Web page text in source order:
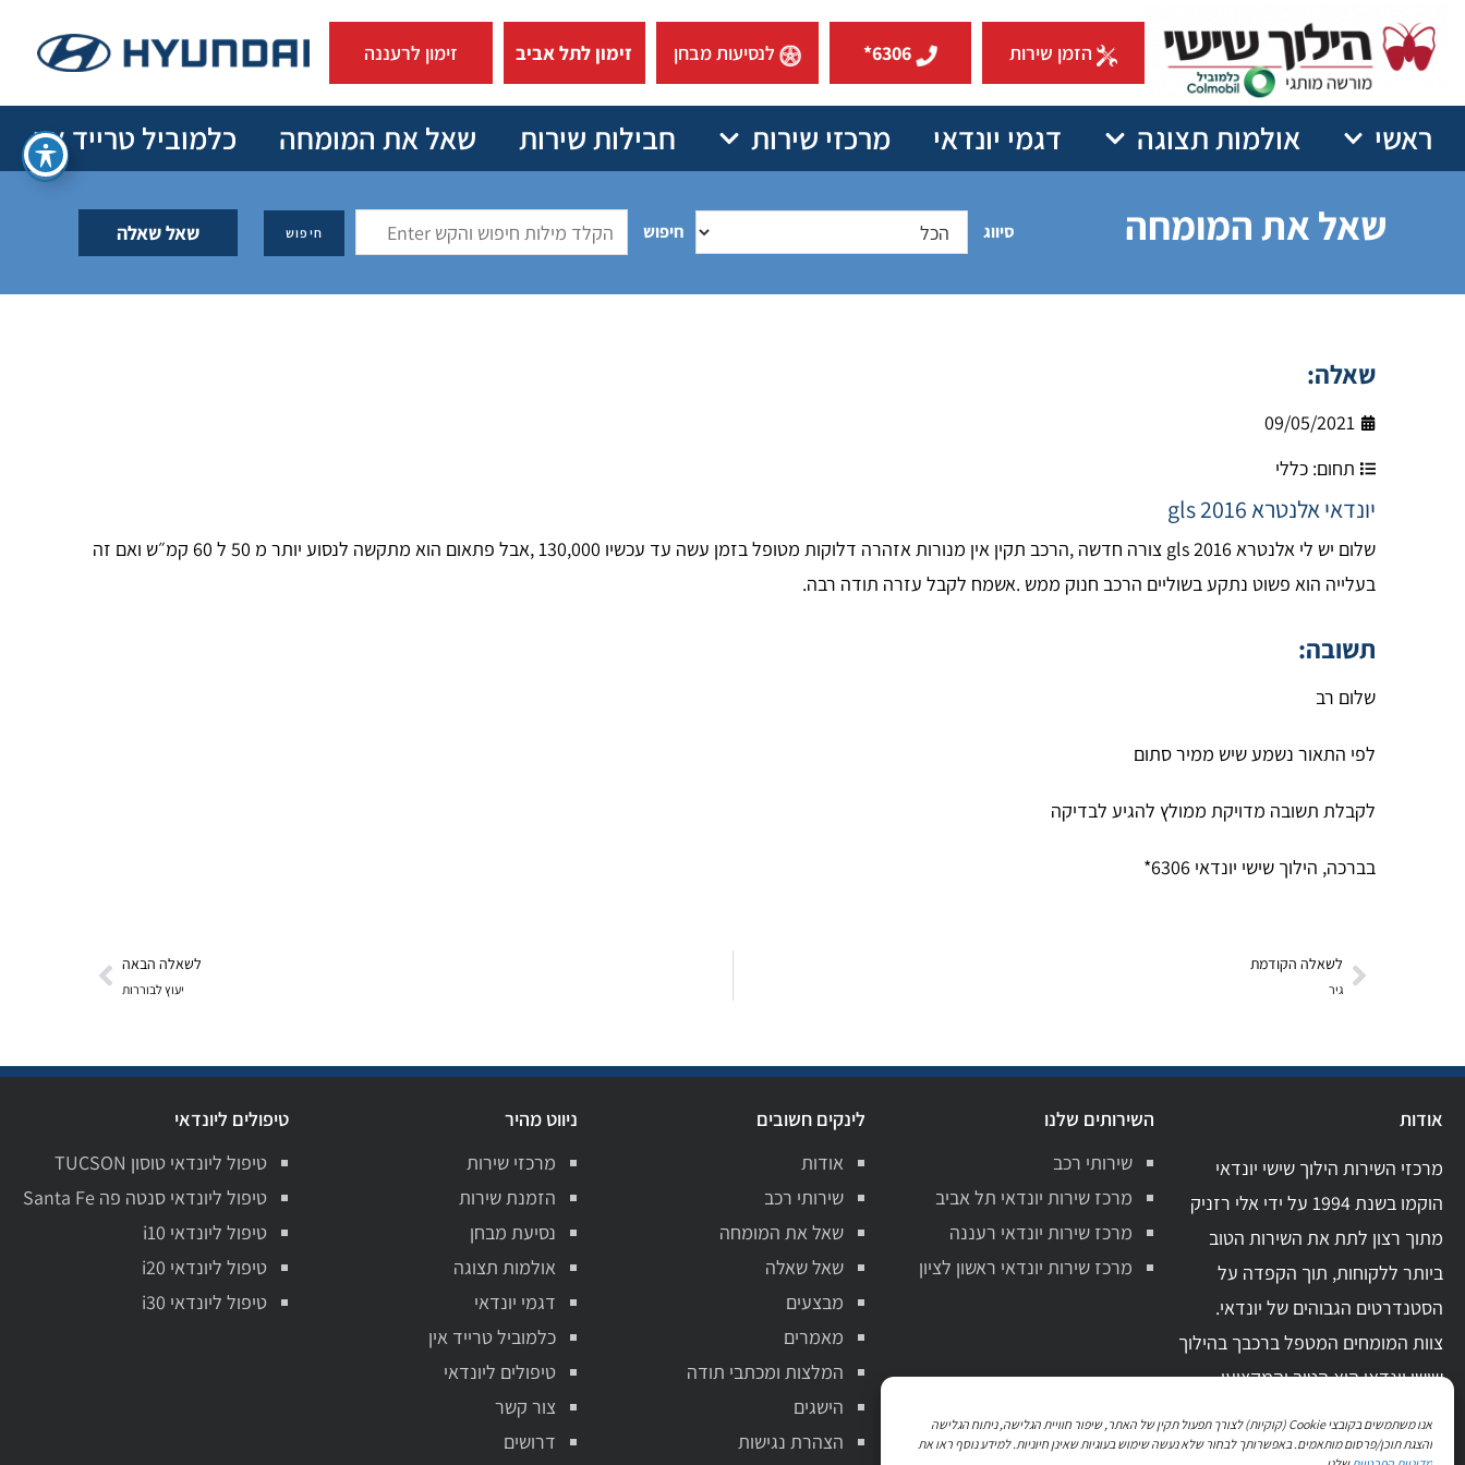
אנו משתמשים בקובצי Cookie (קוקיות) לצורך תפעול תקין של האתר, שיפור חוויית הגלישה, ניתוח הגלישה
והצגת תוכן/פרסום מותאמים. באפשרותך לבחור שלא נעשה שימוש בעוגיות שאינן חיוניות. למידע נוסף ראו את
הזמן שירות 6306* לנסיעות מבחן זימון לתל אביב זימון לרעננה
ראשי אולמות תצוגה דגמי יונדאי מרכזי שירות חבילות שירות שאל את המומחה כלמוביל טרייד אין
שאל את המומחה סיווג חיפוש שאל שאלה
שאלה:
09/05/2021
תחום: כללי
יונדאי אלנטרא gls 2016
שלום יש לי אלנטרא gls 2016 צורה חדשה ,הרכב תקין אין מנורות אזהרה דלוקות מטופל בזמן עשה עד עכשיו 130,000 ,אבל פתאום הוא מתקשה לנסוע יותר מ 50 ל 60 קמ״ש ואם זה
בעלייה הוא פשוט נתקע בשוליים הרכב חנוק ממש .אשמח לקבל עזרה תודה רבה.
תשובה:
שלום רב
לפי התאור נשמע שיש ממיר סתום
לקבלת תשובה מדויקת ממולץ להגיע לבדיקה
בברכה, הילוך שישי יונדאי 6306*
לשאלה הקודמת
גיר
לשאלה הבאה
יעוץ לבוררות
אודות
מרכזי השירות הילוך שישי יונדאי
הוקמו בשנת 1994 על ידי אלי רזניק
מתוך רצון לתת את השירות הטוב
ביותר ללקוחות, תוך הקפדה על
הסטנדרטים הגבוהים של יונדאי.
צוות המומחים המטפל ברכבך בהילוך
שישי יונדאי הוא הטוב והמקצועי
וניסיון מעשי רב.
השירותים שלנו
שירותי רכב
מרכז שירות יונדאי תל אביב
מרכז שירות יונדאי רעננה
מרכז שירות יונדאי ראשון לציון
לינקים חשובים
אודות
שירותי רכב
שאל את המומחה
שאל שאלה
מבצעים
מאמרים
המלצות ומכתבי תודה
הישגים
הצהרת נגישות
ניווט מהיר
מרכזי שירות
הזמנת שירות
נסיעת מבחן
אולמות תצוגה
דגמי יונדאי
כלמוביל טרייד אין
טיפולים ליונדאי
צור קשר
דרושים
טיפולים ליונדאי
טיפול ליונדאי טוסון TUCSON
טיפול ליונדאי סנטה פה Santa Fe
טיפול ליונדאי i10
טיפול ליונדאי i20
טיפול ליונדאי i30